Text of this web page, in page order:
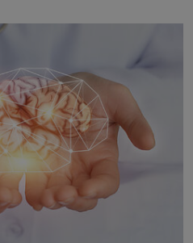
kde sbírá zbytky semínek
celá Austrálie s